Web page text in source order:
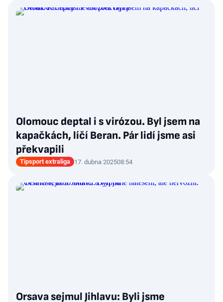
Olomouc deptal i s virózou. Byl jsem na
kapačkách, líčí Beran. Pár lidí jsme asi
překvapili
Tipsport extraliga 17. dubna 202508:54
Orsava sejmul Jihlavu: Byli jsme